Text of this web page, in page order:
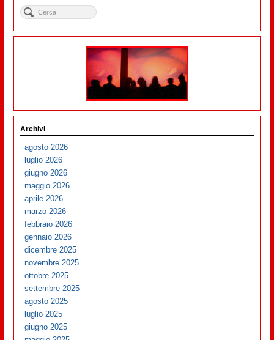
Archivi
agosto 2026
luglio 2026
giugno 2026
maggio 2026
aprile 2026
marzo 2026
febbraio 2026
gennaio 2026
dicembre 2025
novembre 2025
ottobre 2025
settembre 2025
agosto 2025
luglio 2025
giugno 2025